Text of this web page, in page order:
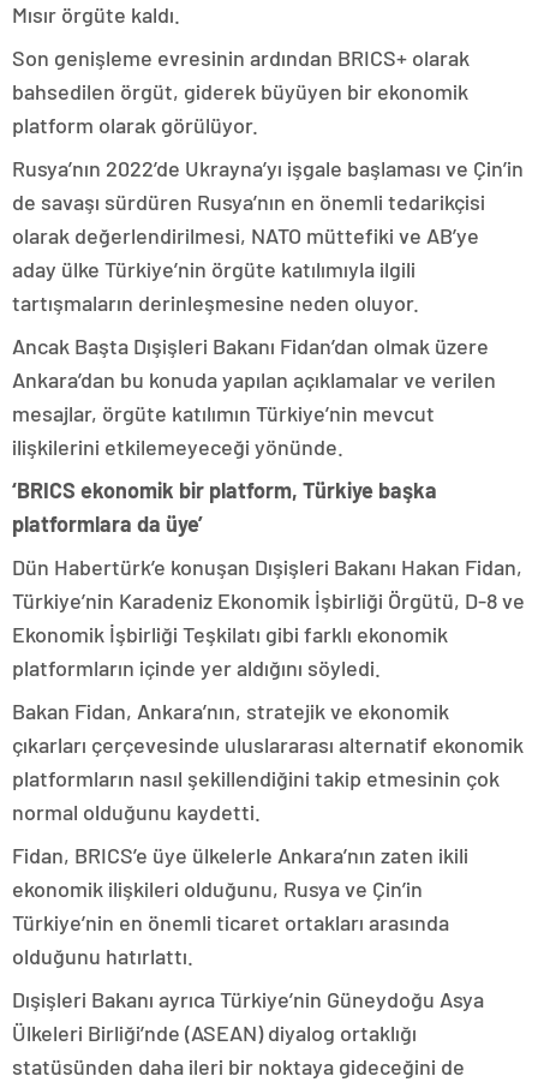
Mısır örgüte kaldı.
Son genişleme evresinin ardından BRICS+ olarak
bahsedilen örgüt, giderek büyüyen bir ekonomik
platform olarak görülüyor.
Rusya’nın 2022’de Ukrayna’yı işgale başlaması ve Çin’in
de savaşı sürdüren Rusya’nın en önemli tedarikçisi
olarak değerlendirilmesi, NATO müttefiki ve AB’ye
aday ülke Türkiye’nin örgüte katılımıyla ilgili
tartışmaların derinleşmesine neden oluyor.
Ancak Başta Dışişleri Bakanı Fidan’dan olmak üzere
Ankara’dan bu konuda yapılan açıklamalar ve verilen
mesajlar, örgüte katılımın Türkiye’nin mevcut
ilişkilerini etkilemeyeceği yönünde.
‘BRICS ekonomik bir platform, Türkiye başka
platformlara da üye’
Dün Habertürk’e konuşan Dışişleri Bakanı Hakan Fidan,
Türkiye’nin Karadeniz Ekonomik İşbirliği Örgütü, D-8 ve
Ekonomik İşbirliği Teşkilatı gibi farklı ekonomik
platformların içinde yer aldığını söyledi.
Bakan Fidan, Ankara’nın, stratejik ve ekonomik
çıkarları çerçevesinde uluslararası alternatif ekonomik
platformların nasıl şekillendiğini takip etmesinin çok
normal olduğunu kaydetti.
Fidan, BRICS’e üye ülkelerle Ankara’nın zaten ikili
ekonomik ilişkileri olduğunu, Rusya ve Çin’in
Türkiye’nin en önemli ticaret ortakları arasında
olduğunu hatırlattı.
Dışişleri Bakanı ayrıca Türkiye’nin Güneydoğu Asya
Ülkeleri Birliği’nde (ASEAN) diyalog ortaklığı
statüsünden daha ileri bir noktaya gideceğini de